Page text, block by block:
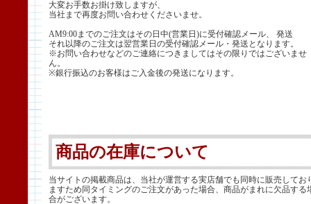
大変お手数お掛け致しますが、
当社まで再度お問い合わせくださいませ。
AM9:00までのご注文はその日中(営業日)に受付確認メール、 発送
それ以降のご注文は翌営業日の受付確認メール・発送となります。
※お問い合わせなどのご連絡につきましてはその限りではございませ
ん。
※銀行振込のお客様はご入金後の発送になります。
商品の在庫について
当サイトの掲載商品は、当社が運営する実店舗でも同時に販売してお
ますため同タイミングのご注文があった場合、商品がまれに欠品する
合がございます。